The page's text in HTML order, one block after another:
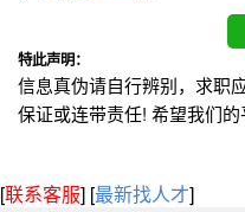
特此声明：
信息真伪请自行辨别，求职
保证或连带责任! 希望我们的
[联系客服] [最新找人才]